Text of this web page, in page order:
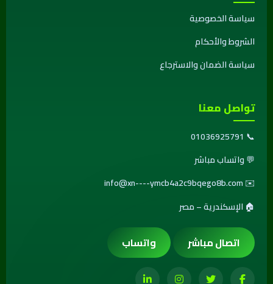
سياسة الخصوصية
الشروط والأحكام
سياسة الضمان والاسترجاع
تواصل معنا
📞
01036925791
💬واتساب مباشر
✉️
info@xn----ymcb4a2c9bqego8b.com
🏠 الإسكندرية – مصر
اتصال مباشر واتساب